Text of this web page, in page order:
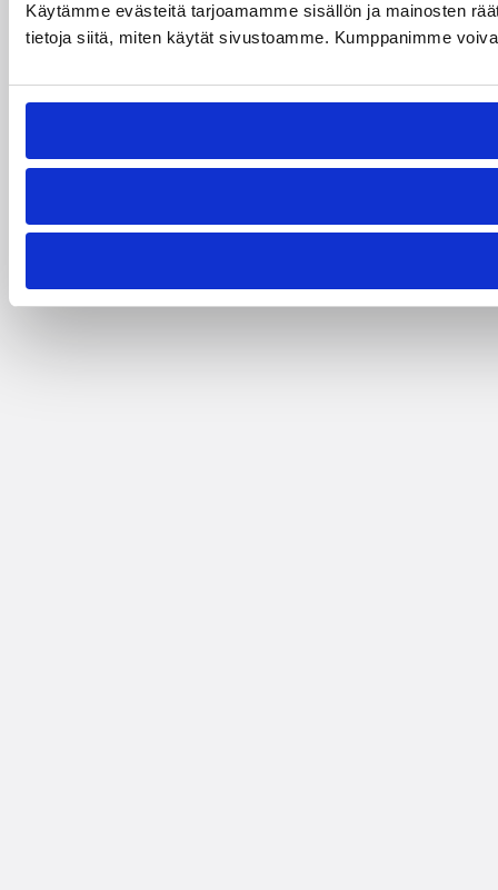
Käytämme evästeitä tarjoamamme sisällön ja mainosten
tietoja siitä, miten käytät sivustoamme. Kumppanimme